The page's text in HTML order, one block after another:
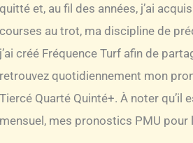
quitté et, au fil des années, j’ai
courses au trot, ma discipline de
j’ai créé Fréquence Turf afin de
retrouvez quotidiennement mon
Tiercé Quarté Quinté+. À noter qu’il
mensuel, mes pronostics PMU